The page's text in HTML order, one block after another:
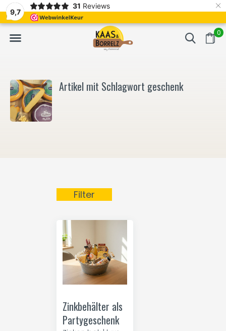
9,7
31 Reviews ×
0
Frisch geschnitten und vakuumverpackt. Meistens Lieferung
Artikel mit Schlagwort geschenk
Filter
Zinkbehälter als
Partygeschenk